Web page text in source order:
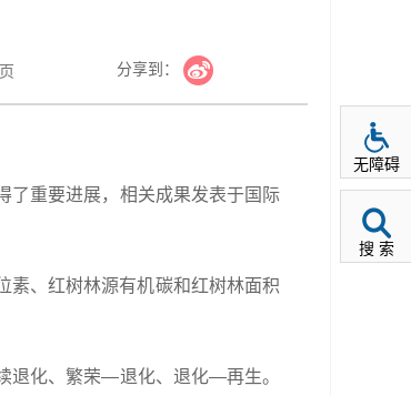
分享到：
了重要进展，相关成果发表于国际
素、红树林源有机碳和红树林面积
退化、繁荣—退化、退化—再生。
无障碍
搜 索